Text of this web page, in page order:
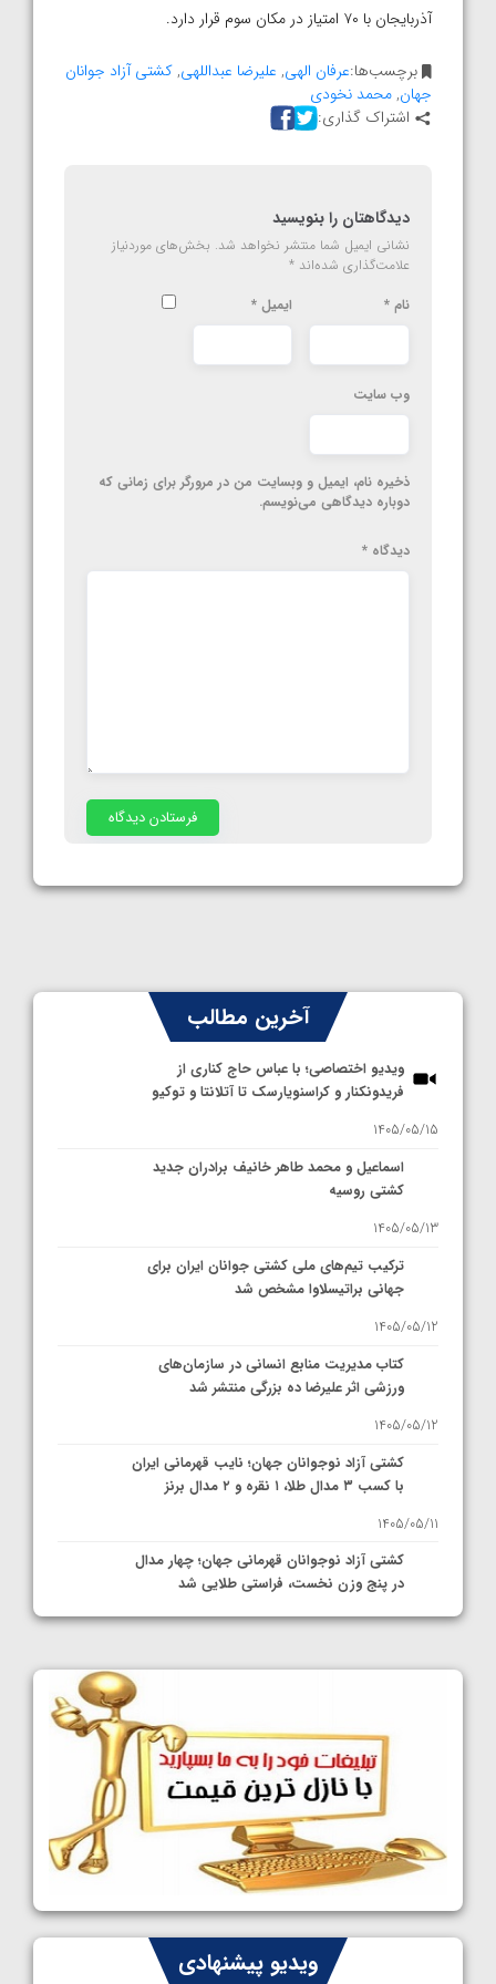
آذربایجان با ۷۰ امتیاز در مکان سوم قرار دارد.
برچسب‌ها:عرفان الهی, علیرضا عبداللهی,کشتی آزاد جوانان
جهان,محمد نخودی
اشتراک گذاری:
دیدگاهتان را بنویسید
نشانی ایمیل شما منتشر نخواهد شد. بخش‌های موردنیاز
علامت‌گذاری شده‌اند *
نام * ایمیل *
وب‌ سایت
ذخیره نام، ایمیل و وبسایت من در مرورگر برای زمانی که
دوباره دیدگاهی می‌نویسم.
دیدگاه *
آخرین مطالب
ویدیو اختصاصی؛ با عباس حاج کناری از
فریدونکنار و کراسنویارسک تا آتلانتا و توکیو
1405/05/15
اسماعیل و محمد طاهر خانیف برادران جدید
کشتی روسیه
1405/05/13
ترکیب تیم‌های ملی کشتی جوانان ایران برای
جهانی براتیسلاوا مشخص شد
1405/05/12
کتاب مدیریت منابع انسانی در سازمان‌های
ورزشی اثر علیرضا ده بزرگی منتشر شد
1405/05/12
کشتی آزاد نوجوانان جهان؛ نایب قهرمانی ایران
با کسب ۳ مدال طلا، ۱ نقره و ۲ مدال برنز
1405/05/11
کشتی آزاد نوجوانان قهرمانی جهان؛ چهار مدال
در پنج وزن نخست، فراستی طلایی شد
1405/05/11
کشتی آزاد نوجوانان جهان؛ رقبای نمایندگان
ایران مشخص شدند
1405/05/08
کشتی فرنگی نوجوانان جهان؛ سکوی تیمی
سوم برای ایران
1405/05/07
ایران چشم به راه چهار مدال در پنج وزن دوم
کشتی فرنگی نوجوانان جهانویدیو پیشنهادی